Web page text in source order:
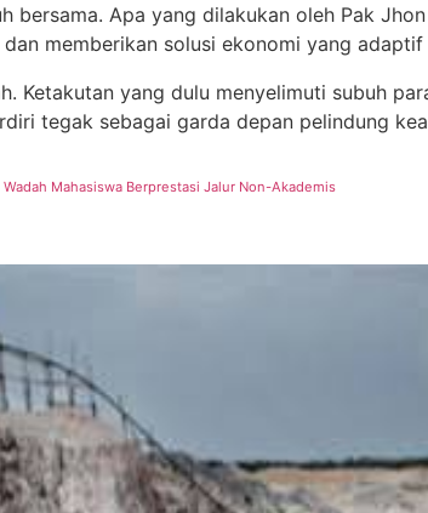
bersama. Apa yang dilakukan oleh Pak
memberikan solusi ekonomi yang
Ketakutan yang dulu menyelimuti subuh
tegak sebagai garda depan pelindung
Mahasiswa Berprestasi Jalur Non-Akademis